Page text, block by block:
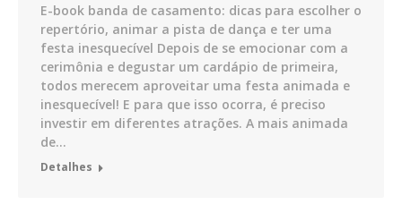
E-book banda de casamento: dicas para escolher o
repertório, animar a pista de dança e ter uma
festa inesquecível Depois de se emocionar com a
cerimônia e degustar um cardápio de primeira,
todos merecem aproveitar uma festa animada e
inesquecível! E para que isso ocorra, é preciso
investir em diferentes atrações. A mais animada
de…
Detalhes